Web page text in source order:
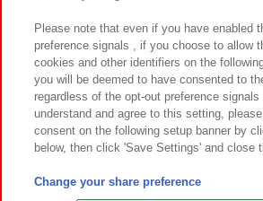
カスタマーハラスメント対応方針 よくある
©Bandai Namco Amusement
©Bandai Namco Amusement Lab
Please note that even if you have enabled
preference signals , if you choose to allow
cookies and other identifiers on the
you will be deemed to have consented to
regardless of the opt-out preference
understand and agree to this setting,
consent on the following setup banner by
below, then click 'Save Settings' and close
Change your share preference